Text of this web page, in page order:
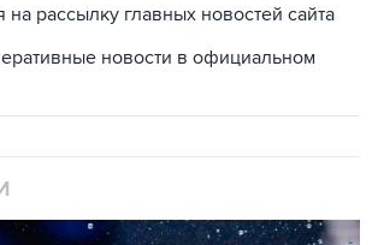
на рассылку главных новостей сайта
новости в официальном